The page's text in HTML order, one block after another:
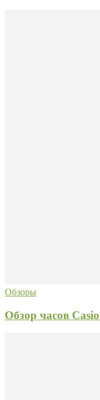
Обзоры
Обзор часов